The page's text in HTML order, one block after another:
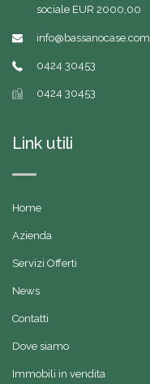
sociale EUR 2000,00
info@bassanocase.com
0424 30453
0424 30453
Link utili
Home
Azienda
Servizi Offerti
News
Contatti
Dove siamo
Immobili in vendita